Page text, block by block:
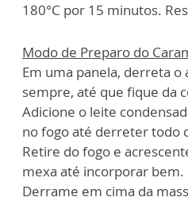
180°C por 15 minutos.
Modo de Preparo do
Em uma panela, derreta o
sempre, até que fique da
Adicione o leite
no fogo até derreter todo
Retire do fogo e
mexa até incorporar bem.
Derrame em cima da